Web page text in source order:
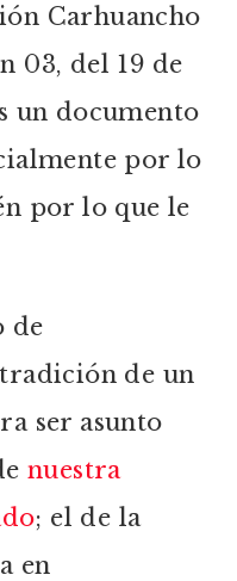
Carhuancho
03, del 19 de
un documento
por lo
por lo que le
de
de un
ser asunto
nuestra
; el de la
en